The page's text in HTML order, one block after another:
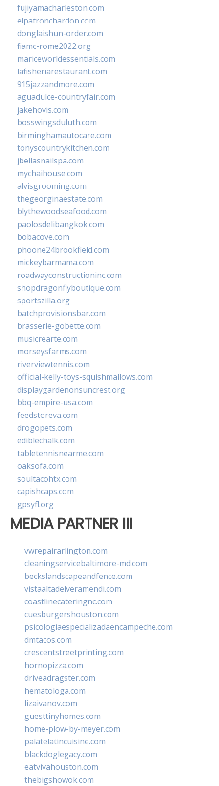
fujiyamacharleston.com
elpatronchardon.com
donglaishun-order.com
fiamc-rome2022.org
mariceworldessentials.com
lafisheriarestaurant.com
915jazzandmore.com
aguadulce-countryfair.com
jakehovis.com
bosswingsduluth.com
birminghamautocare.com
tonyscountrykitchen.com
jbellasnailspa.com
mychaihouse.com
alvisgrooming.com
thegeorginaestate.com
blythewoodseafood.com
paolosdelibangkok.com
bobacove.com
phoone24brookfield.com
mickeybarmama.com
roadwayconstructioninc.com
shopdragonflyboutique.com
sportszilla.org
batchprovisionsbar.com
brasserie-gobette.com
musicrearte.com
morseysfarms.com
riverviewtennis.com
official-kelly-toys-squishmallows.com
displaygardenonsuncrest.org
bbq-empire-usa.com
feedstoreva.com
drogopets.com
ediblechalk.com
tabletennisnearme.com
oaksofa.com
soultacohtx.com
capishcaps.com
gpsyfl.org
MEDIA PARTNER III
vwrepairarlington.com
cleaningservicebaltimore-md.com
beckslandscapeandfence.com
vistaaltadelveramendi.com
coastlinecateringnc.com
cuesburgershouston.com
psicologiaespecializadaencampeche.com
dmtacos.com
crescentstreetprinting.com
hornopizza.com
driveadragster.com
hematologa.com
lizaivanov.com
guesttinyhomes.com
home-plow-by-meyer.com
palatelatincuisine.com
blackdoglegacy.com
eatvivahouston.com
thebigshowok.com